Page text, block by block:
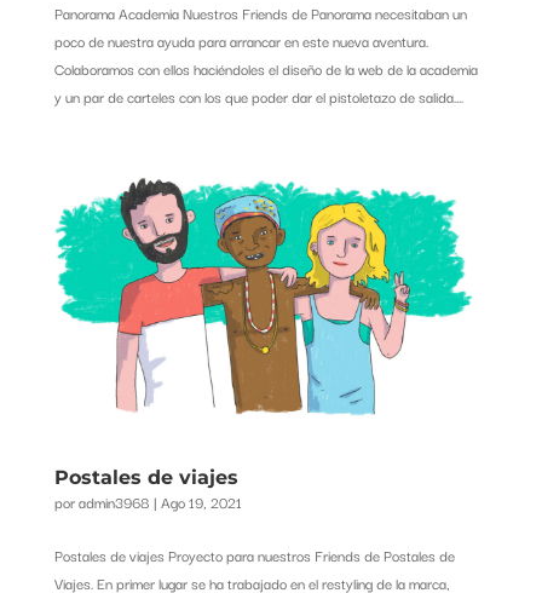
Panorama Academia Nuestros Friends de Panorama necesitaban un
poco de nuestra ayuda para arrancar en este nueva aventura.
Colaboramos con ellos haciéndoles el diseño de la web de la academia
y un par de carteles con los que poder dar el pistoletazo de salida....
Postales de viajes
poradmin3968 | Ago 19, 2021
Postales de viajes Proyecto para nuestros Friends de Postales de
Viajes. En primer lugar se ha trabajado en el restyling de la marca,